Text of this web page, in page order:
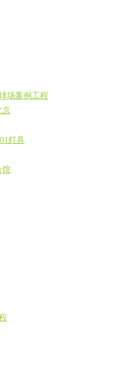
场案例工程
京
灯具
馆